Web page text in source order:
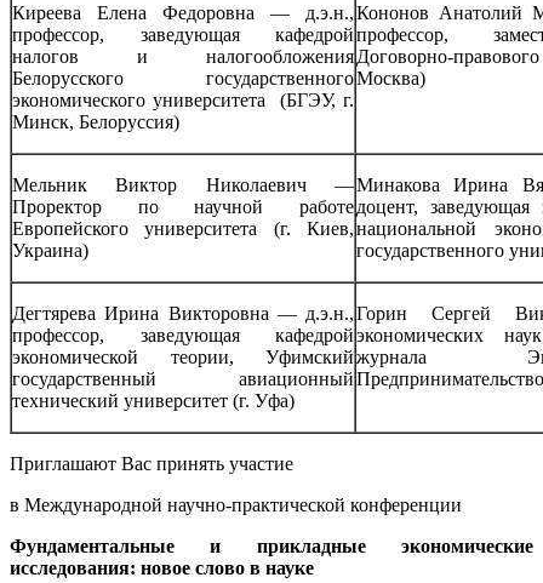
Киреева Елена Федоровна — д.э.н.,
профессор, заведующая кафедрой
налогов и налогообложения
Белорусского государственного
экономического университета (БГЭУ, г.
Минск, Белоруссия)
Кононов Анатолий
профессор,
Договорно-
Москва)
Мельник Виктор Николаевич —
Проректор по научной работе
Европейского университета (г. Киев,
Украина)
Минакова Ирина
доцент,
национальной
государственного
Дегтярева Ирина Викторовна — д.э.н.,
профессор, заведующая кафедрой
экономической теории, Уфимский
государственный авиационный
технический университет (г. Уфа)
Горин Сергей
экономических
журнала
Приглашают Вас принять участие
в Международной научно-практической конференции
Фундаментальные и прикладные экономические
исследования: новое слово в науке